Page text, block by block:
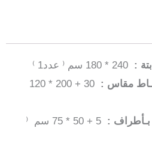
:
مقاس :
30 + 200 * 120
بـأطراف :
5 + 50 * 75 سم ⁽